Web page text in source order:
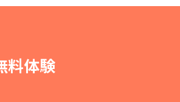
料体験